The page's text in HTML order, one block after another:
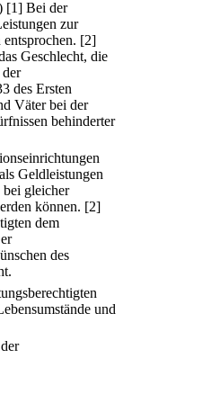
[1] Bei der
zur
[2]
Geschlecht, die
des Ersten
Väter bei der
behinderter
Geldleistungen
gleicher
können. [2]
dem
des
und